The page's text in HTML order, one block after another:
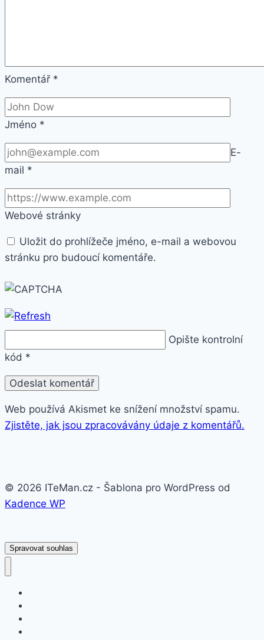
Komentář *
Jméno *
E-
mail *
Webové stránky
Uložit do prohlížeče jméno, e-mail a webovou
stránku pro budoucí komentáře.
Opište kontrolní
kód *
Web používá Akismet ke snížení množství spamu.
Zjistěte, jak jsou zpracovávány údaje z komentářů.
© 2026 ITeMan.cz - Šablona pro WordPress od
Kadence WP
Spravovat souhlas